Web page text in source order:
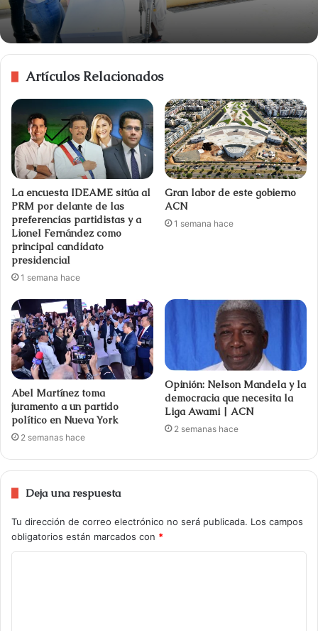
Artículos Relacionados
La encuesta IDEAME sitúa al
PRM por delante de las
preferencias partidistas y a
Lionel Fernández como
principal candidato
presidencial
1 semana hace
Gran labor de este gobierno
ACN
1 semana hace
Abel Martínez toma
juramento a un partido
político en Nueva York
2 semanas hace
Opinión: Nelson Mandela y la
democracia que necesita la
Liga Awami | ACN
2 semanas hace
Deja una respuesta
Tu dirección de correo electrónico no será publicada. Los campos
obligatorios están marcados con *